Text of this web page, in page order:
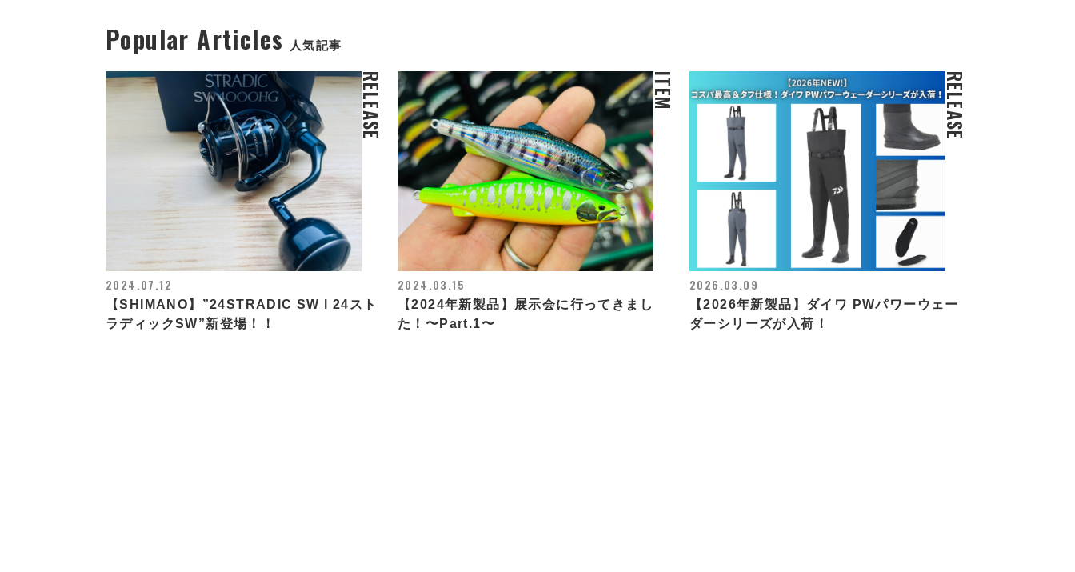
Popular Articles 人気記事
RELEASE
2024.07.12
【SHIMANO】”24STRADIC SW l 24スト
ラディックSW”新登場！！
ITEM
2024.03.15
【2024年新製品】展示会に行ってきまし
た！〜Part.1〜
RELEASE
2026.03.09
【2026年新製品】ダイワ PWパワーウェー
ダーシリーズが入荷！